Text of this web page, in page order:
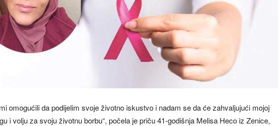
omogućili da podijelim svoje životno iskustvo i nadam se da će zahvaljujući mojoj
i volju za svoju životnu borbu“, počela je priču 41-godišnja Melisa Heco iz Zenice,